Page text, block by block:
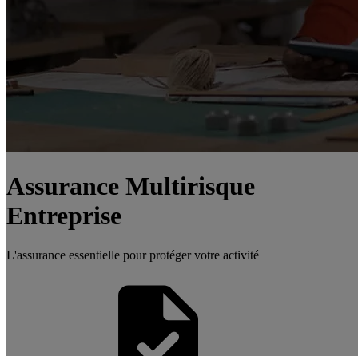
Assurance Multirisque
Entreprise
L'assurance essentielle pour protéger votre activité